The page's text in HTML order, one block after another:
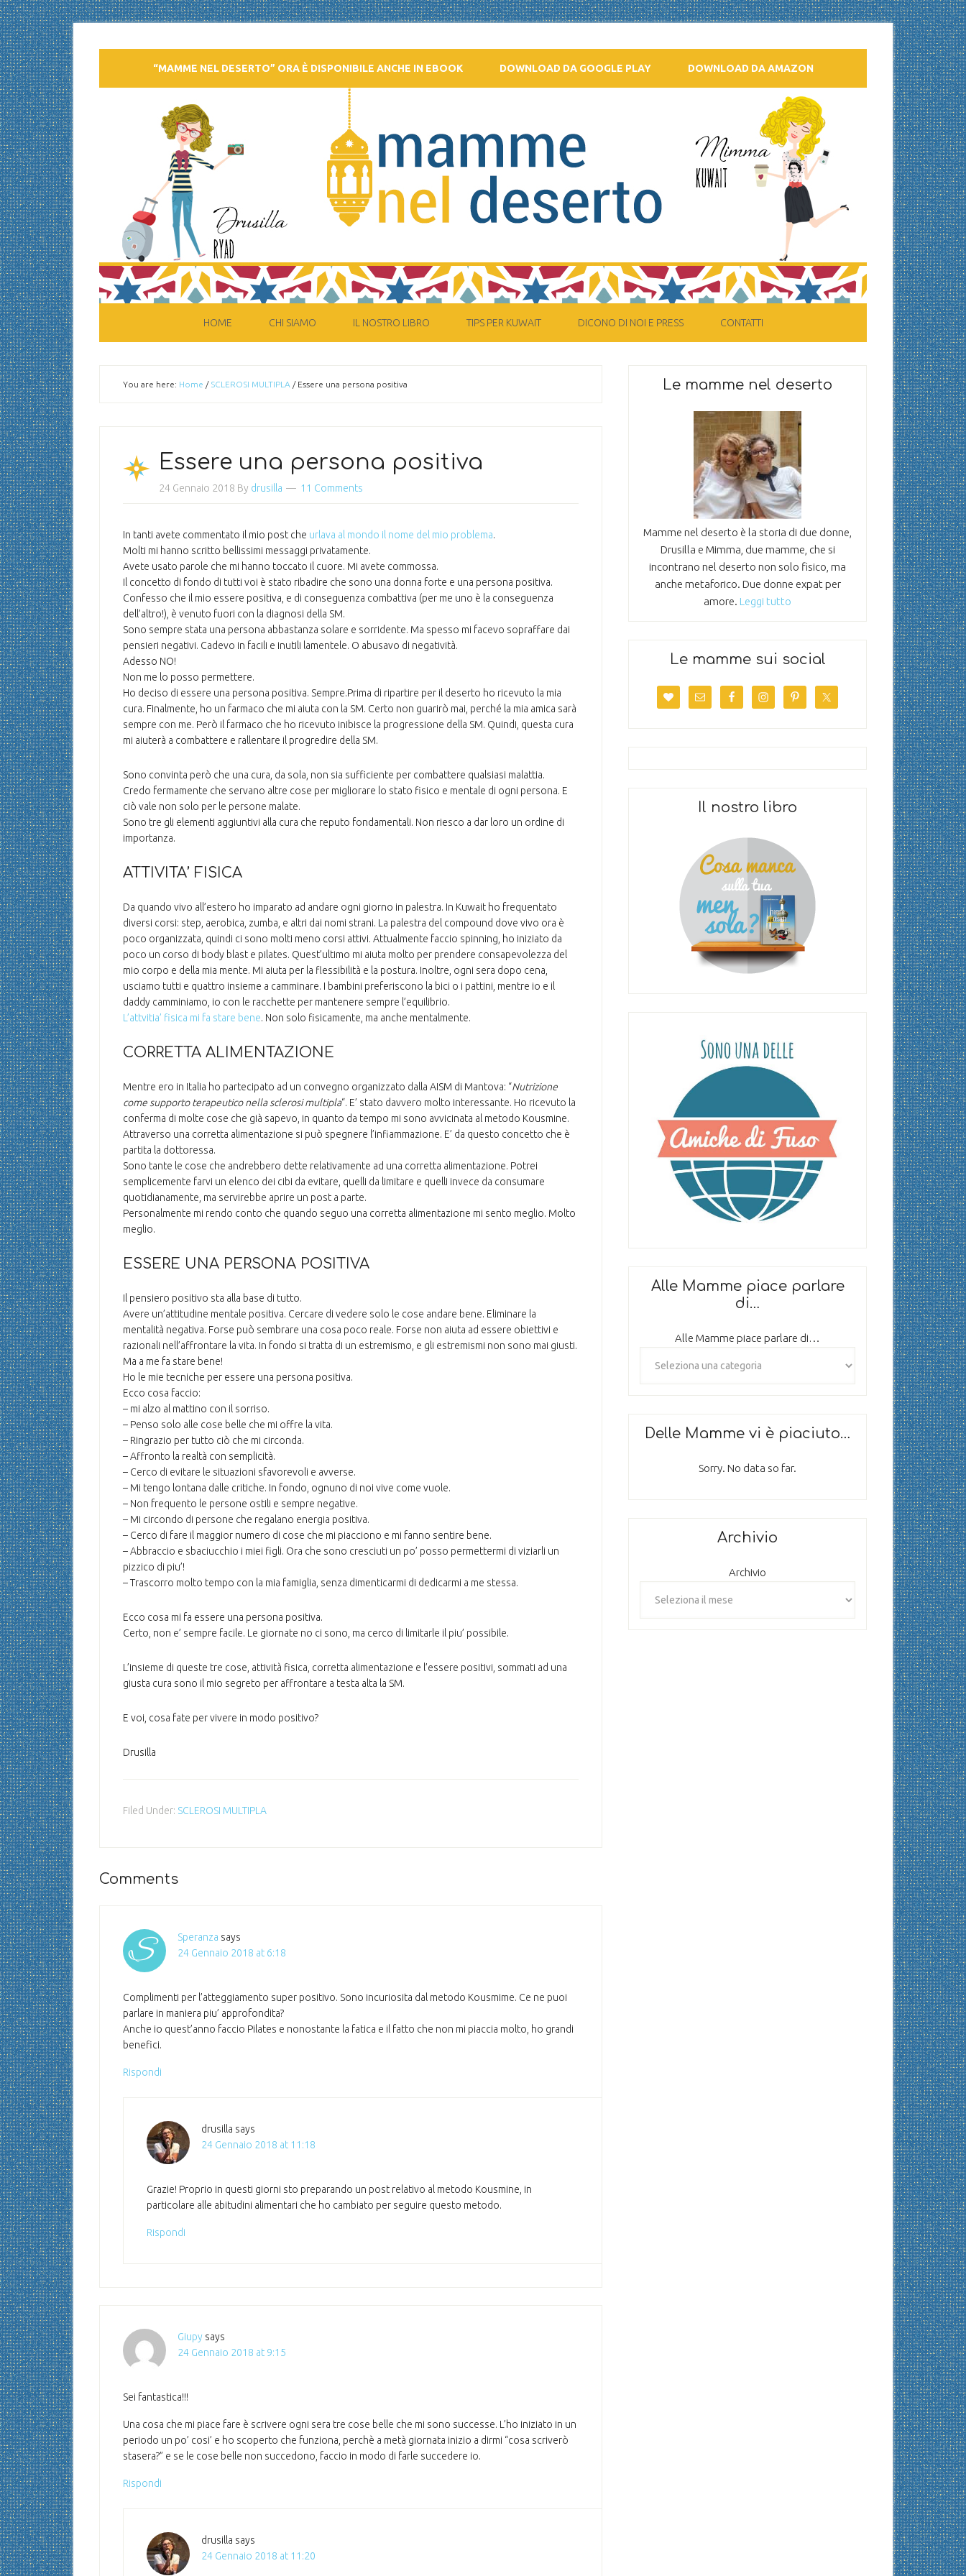
“MAMME NEL DESERTO” ORA È DISPONIBILE ANCHE IN EBOOK DOWNLOAD DA GOOGLE PLAY DOWNLOAD DA AMAZON
HOME CHI SIAMO IL NOSTRO LIBRO TIPS PER KUWAIT DICONO DI NOI E PRESS CONTATTI
You are here: Home / SCLEROSI MULTIPLA /Essere una persona positiva
Essere una persona positiva
24 Gennaio 2018 By drusilla 11 Comments
In tanti avete commentato il mio post che urlava al mondo il nome del mio problema.
Molti mi hanno scritto bellissimi messaggi privatamente.
Avete usato parole che mi hanno toccato il cuore. Mi avete commossa.
Il concetto di fondo di tutti voi è stato ribadire che sono una donna forte e una persona positiva.
Confesso che il mio essere positiva, e di conseguenza combattiva (per me uno è la conseguenza
dell’altro!), è venuto fuori con la diagnosi della SM.
Sono sempre stata una persona abbastanza solare e sorridente. Ma spesso mi facevo sopraffare dai
pensieri negativi. Cadevo in facili e inutili lamentele. O abusavo di negatività.
Adesso NO!
Non me lo posso permettere.
Ho deciso di essere una persona positiva. Sempre.Prima di ripartire per il deserto ho ricevuto la mia
cura. Finalmente, ho un farmaco che mi aiuta con la SM. Certo non guarirò mai, perché la mia amica sarà
sempre con me. Però il farmaco che ho ricevuto inibisce la progressione della SM. Quindi, questa cura
mi aiuterà a combattere e rallentare il progredire della SM.
Sono convinta però che una cura, da sola, non sia sufficiente per combattere qualsiasi malattia.
Credo fermamente che servano altre cose per migliorare lo stato fisico e mentale di ogni persona. E
ciò vale non solo per le persone malate.
Sono tre gli elementi aggiuntivi alla cura che reputo fondamentali. Non riesco a dar loro un ordine di
importanza.
ATTIVITA’ FISICA
Da quando vivo all’estero ho imparato ad andare ogni giorno in palestra. In Kuwait ho frequentato
diversi corsi: step, aerobica, zumba, e altri dai nomi strani. La palestra del compound dove vivo ora è
poco organizzata, quindi ci sono molti meno corsi attivi. Attualmente faccio spinning, ho iniziato da
poco un corso di body blast e pilates. Quest’ultimo mi aiuta molto per prendere consapevolezza del
mio corpo e della mia mente. Mi aiuta per la flessibilità e la postura. Inoltre, ogni sera dopo cena,
usciamo tutti e quattro insieme a camminare. I bambini preferiscono la bici o i pattini, mentre io e il
daddy camminiamo, io con le racchette per mantenere sempre l’equilibrio.
L’attvitia’ fisica mi fa stare bene. Non solo fisicamente, ma anche mentalmente.
CORRETTA ALIMENTAZIONE
Mentre ero in Italia ho partecipato ad un convegno organizzato dalla AISM di Mantova: “Nutrizione
come supporto terapeutico nella sclerosi multipla“. E’ stato davvero molto interessante. Ho ricevuto la
conferma di molte cose che già sapevo, in quanto da tempo mi sono avvicinata al metodo Kousmine.
Attraverso una corretta alimentazione si può spegnere l’infiammazione. E’ da questo concetto che è
partita la dottoressa.
Sono tante le cose che andrebbero dette relativamente ad una corretta alimentazione. Potrei
semplicemente farvi un elenco dei cibi da evitare, quelli da limitare e quelli invece da consumare
quotidianamente, ma servirebbe aprire un post a parte.
Personalmente mi rendo conto che quando seguo una corretta alimentazione mi sento meglio. Molto
meglio.
ESSERE UNA PERSONA POSITIVA
Il pensiero positivo sta alla base di tutto.
Avere un’attitudine mentale positiva. Cercare di vedere solo le cose andare bene. Eliminare la
mentalità negativa. Forse può sembrare una cosa poco reale. Forse non aiuta ad essere obiettivi e
razionali nell’affrontare la vita. In fondo si tratta di un estremismo, e gli estremismi non sono mai giusti.
Ma a me fa stare bene!
Ho le mie tecniche per essere una persona positiva.
Ecco cosa faccio:
– mi alzo al mattino con il sorriso.
– Penso solo alle cose belle che mi offre la vita.
– Ringrazio per tutto ciò che mi circonda.
– Affronto la realtà con semplicità.
– Cerco di evitare le situazioni sfavorevoli e avverse.
– Mi tengo lontana dalle critiche. In fondo, ognuno di noi vive come vuole.
– Non frequento le persone ostili e sempre negative.
– Mi circondo di persone che regalano energia positiva.
– Cerco di fare il maggior numero di cose che mi piacciono e mi fanno sentire bene.
– Abbraccio e sbaciucchio i miei figli. Ora che sono cresciuti un po’ posso permettermi di viziarli un
pizzico di piu’!
– Trascorro molto tempo con la mia famiglia, senza dimenticarmi di dedicarmi a me stessa.
Ecco cosa mi fa essere una persona positiva.
Certo, non e’ sempre facile. Le giornate no ci sono, ma cerco di limitarle il piu’ possibile.
L’insieme di queste tre cose, attività fisica, corretta alimentazione e l’essere positivi, sommati ad una
giusta cura sono il mio segreto per affrontare a testa alta la SM.
E voi, cosa fate per vivere in modo positivo?
Drusilla
Filed Under: SCLEROSI MULTIPLA
Comments
Speranza says
24 Gennaio 2018 at 6:18
Complimenti per l’atteggiamento super positivo. Sono incuriosita dal metodo Kousmime. Ce ne puoi
parlare in maniera piu’ approfondita?
Anche io quest’anno faccio Pilates e nonostante la fatica e il fatto che non mi piaccia molto, ho grandi
benefici.
Rispondi
drusilla says
24 Gennaio 2018 at 11:18
Grazie! Proprio in questi giorni sto preparando un post relativo al metodo Kousmine, in
particolare alle abitudini alimentari che ho cambiato per seguire questo metodo.
Rispondi
Giupy says
24 Gennaio 2018 at 9:15
Sei fantastica!!!
Una cosa che mi piace fare è scrivere ogni sera tre cose belle che mi sono successe. L’ho iniziato in un
periodo un po’ cosi’ e ho scoperto che funziona, perchè a metà giornata inizio a dirmi “cosa scriverò
stasera?” e se le cose belle non succedono, faccio in modo di farle succedere io.
Rispondi
drusilla says
24 Gennaio 2018 at 11:20
Le mamme nel deserto
Mamme nel deserto è la storia di due donne,
Drusilla e Mimma, due mamme, che si
incontrano nel deserto non solo fisico, ma
anche metaforico. Due donne expat per
amore. Leggi tutto
Le mamme sui social
Il nostro libro
Alle Mamme piace parlare
di…
Alle Mamme piace parlare di…
Delle Mamme vi è piaciuto…
Sorry. No data so far.
Archivio
Archivio